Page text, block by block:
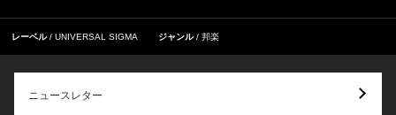
レーベル UNIVERSAL SIGMA ジャンル 邦楽
ニュースレター